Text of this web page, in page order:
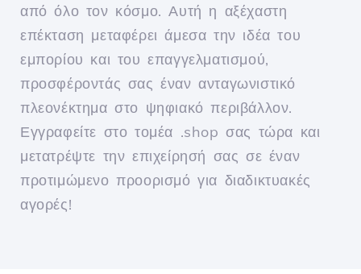
από όλο τον κόσμο. Αυτή η αξέχαστη
επέκταση μεταφέρει άμεσα την ιδέα του
εμπορίου και του επαγγελματισμού,
προσφέροντάς σας έναν ανταγωνιστικό
πλεονέκτημα στο ψηφιακό περιβάλλον.
Εγγραφείτε στο τομέα .shop σας τώρα και
μετατρέψτε την επιχείρησή σας σε έναν
προτιμώμενο προορισμό για διαδικτυακές
αγορές!